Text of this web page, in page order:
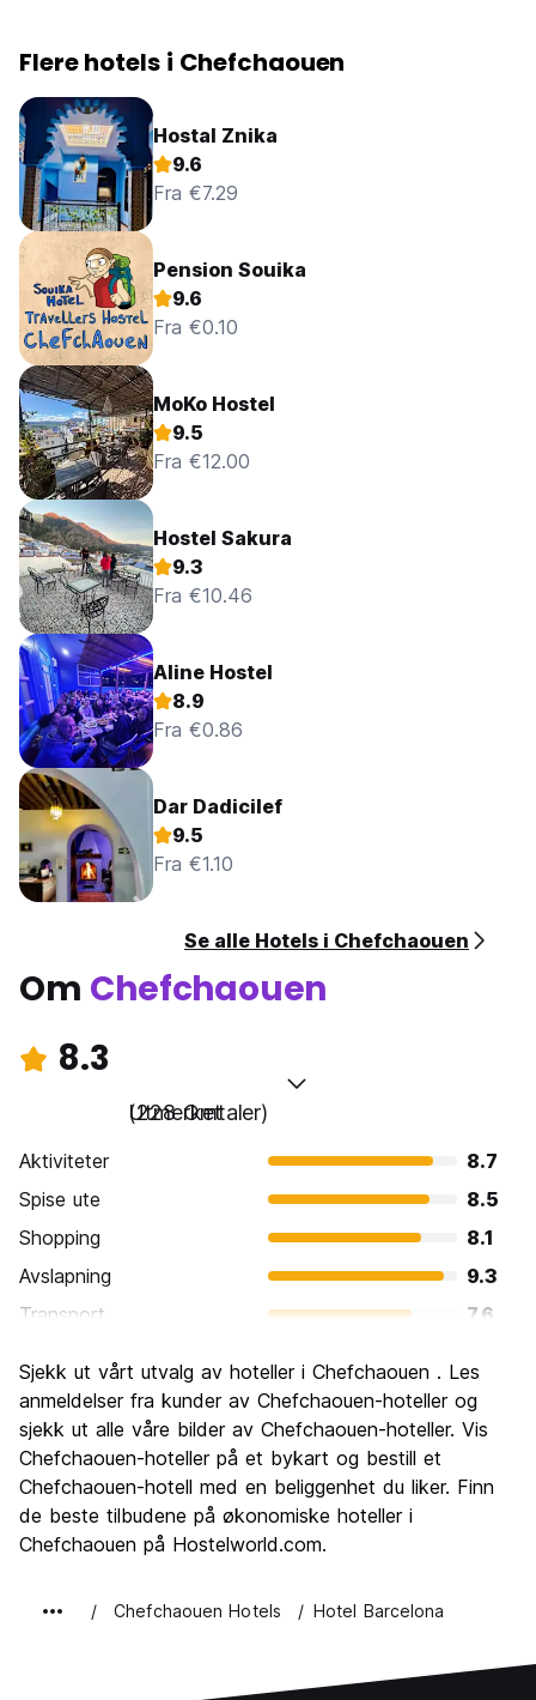
Flere hotels i Chefchaouen
Hostal Znika
9.6
Fra €7.29
Pension Souika
9.6
Fra €0.10
MoKo Hostel
9.5
Fra €12.00
Hostel Sakura
9.3
Fra €10.46
Aline Hostel
8.9
Fra €0.86
Dar Dadicilef
9.5
Fra €1.10
Se alle Hotels i Chefchaouen
Om Chefchaouen
8.3
Utmerket
(228 Omtaler)
Aktiviteter
8.7
Spise ute
8.5
Shopping
8.1
Avslapning
9.3
Transport
7.6
Kultur
8.7
Feste
5.8
Verdi for pengene
Sjekk ut vårt utvalg av hoteller i Chefchaouen . Les
anmeldelser fra kunder av Chefchaouen-hoteller og
sjekk ut alle våre bilder av Chefchaouen-hoteller. Vis
Chefchaouen-hoteller på et bykart og bestill et
Chefchaouen-hotell med en beliggenhet du liker. Finn
de beste tilbudene på økonomiske hoteller i
Chefchaouen på Hostelworld.com.
Chefchaouen Hotels Hotel Barcelona